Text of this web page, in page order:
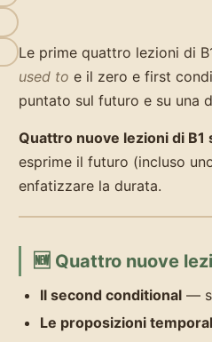
Le prime quattro lezioni di
used to e il zero e first
puntato sul futuro e su una
Quattro nuove lezioni di B1
esprime il futuro (incluso
enfatizzare la durata.
🆕 Quattro nuove
Il second conditional —
Le proposizioni